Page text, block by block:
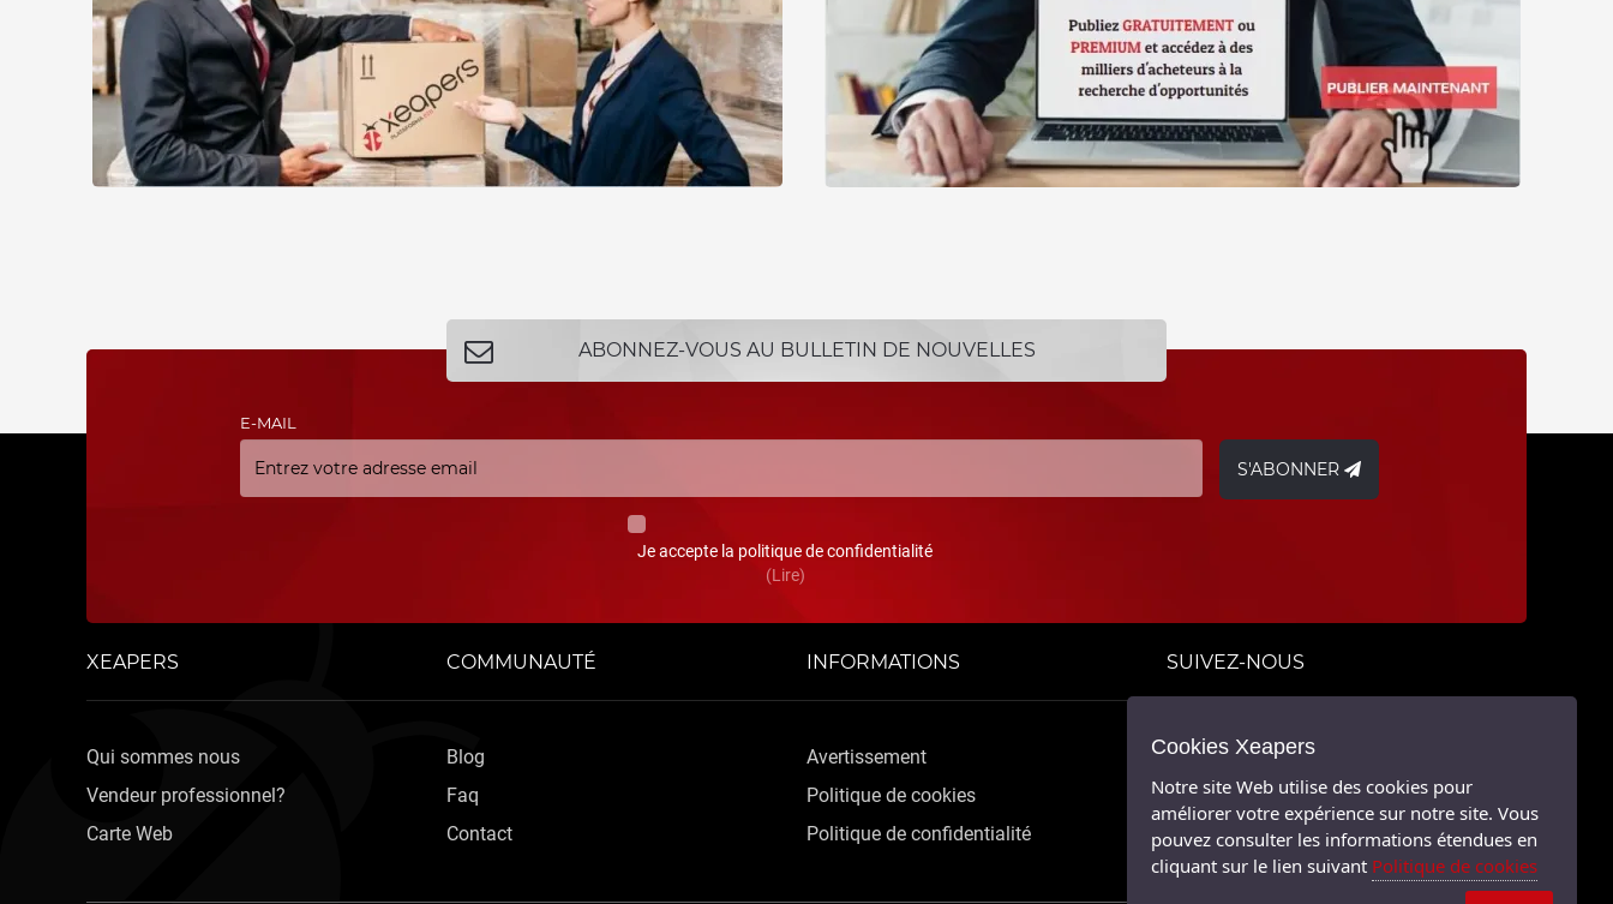
ABONNEZ-VOUS AU BULLETIN DE NOUVELLES
E-MAIL
S'ABONNER
Je accepte la politique de confidentialité
(Lire)
XEAPERS COMMUNAUTÉ INFORMATIONS SUIVEZ-NOUS
Qui sommes nous
Vendeur professionnel?
Carte Web
Blog
Faq
Contact
Avertissement
Politique de cookies
Politique de confidentialité
Twitter
Facebook
Linkedin
Cookies Xeapers
Notre site Web utilise des cookies pour
améliorer votre expérience sur notre site. Vous
pouvez consulter les informations étendues en
cliquant sur le lien suivant Politique de cookies